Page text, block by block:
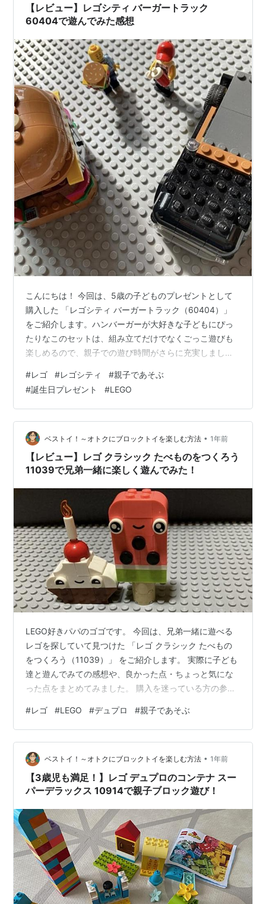
【レビュー】レゴシティ バーガートラック
60404で遊んでみた感想
こんにちは！ 今回は、5歳の子どものプレゼントとして
購入した 「レゴシティ バーガートラック（60404）」
をご紹介します。ハンバーガーが大好きな子どもにぴっ
たりなこのセットは、組み立てだけでなくごっこ遊びも
楽しめるので、親子での遊び時間がさらに充実しまし
誕生日 プレゼント ブロック 知育 男の子 女の子 子供 5歳
6歳 7歳 8歳 乗り物 車 ミニカー 60404 LEGO(レゴ)
Amazon このセットを選んだ理由 うちの子はハンバーガ
ーが大好きで、以前からこどもちゃれんじのハンバーガ
ー作りのおもちゃでよく遊んでいまし…
#レゴ #レゴシティ #親子であそぶ
#誕生日プレゼント #LEGO
ベストイ！～オトクにブロックトイを楽しむ方法 • 1年前
【レビュー】レゴ クラシック たべものをつくろう
11039で兄弟一緒に楽しく遊んでみた！
LEGO好きパパのゴゴです。 今回は、兄弟一緒に遊べる
レゴを探していて見つけた 「レゴ クラシック たべもの
をつくろう（11039）」 をご紹介します。 実際に子ども
達と遊んでみての感想や、良かった点・ちょっと気にな
った点をまとめてみました。 購入を迷っている方の参考
をつくろう おもちゃ 玩具 誕生日 プレゼント ブロック 知
育男の子 女の子 子供 4歳 5歳 6歳 ごっこ遊び おままご
と 11039 LEGO Amazon このセットを選んだ理由 わが家
には3歳と5歳の兄弟がいます。 せっかくなら2人が一緒
に遊べるレゴを選びたいと思…
#レゴ #LEGO #デュプロ #親子であそぶ
ベストイ！～オトクにブロックトイを楽しむ方法 • 1年前
【3歳児も満足！】レゴ デュプロのコンテナ スー
パーデラックス 10914で親子ブロック遊び！